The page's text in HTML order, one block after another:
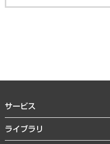
サービス
経営戦略
組織・人事戦略
ライブラリ